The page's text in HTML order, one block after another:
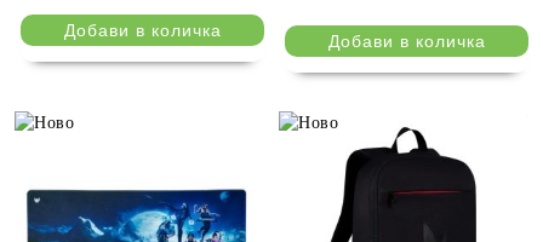
AirPlay 2, Speacers 5W x 2,
Tilt, White
16GB: 1x16GB, LPDDR5x,
8000 MT/s, 512GB, SSD
Gen4, AMD Radeon
Integrated Graphics, FHD
HDR RGB Cam, Wi-Fi 7,
FPR, Backlit Kb, Win 11 Pro,